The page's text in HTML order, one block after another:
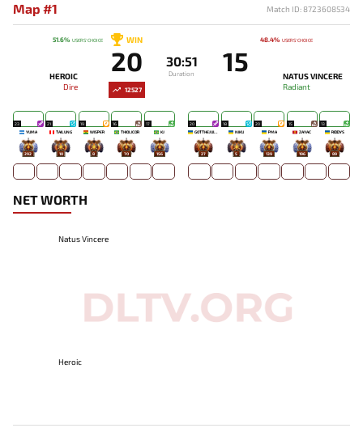
Map #1 Match ID: 8723608534
51.6% USERS' CHOICE
12527
HEROIC
Dire
WIN
20 30:51
Duration 15
NATUS VINCERE
Radiant
48.4% USERS' CHOICE
23
YUMA
292
21
TAILUNG
10
19
WISPER
8
16
THIOLICOR
70
17
KJ
156
20
GOTTHEJUICE
27
18
NIKU
5
20
PMA
139
15
ZAYAC
196
13
RIDDYS
89
NET WORTH
Natus Vincere
Heroic